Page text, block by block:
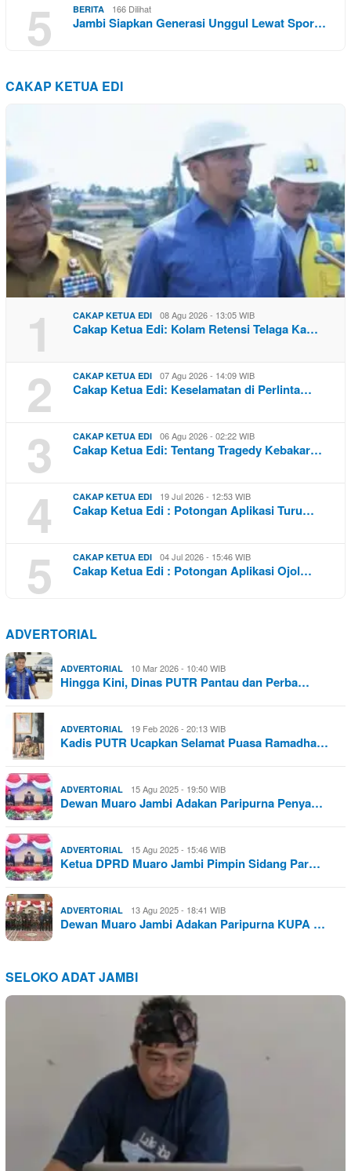
5 BERITA 166 Dilihat
Jambi Siapkan Generasi Unggul Lewat Spor…
CAKAP KETUA EDI
1 CAKAP KETUA EDI 08 Agu 2026 - 13:05 WIB
Cakap Ketua Edi: Kolam Retensi Telaga Ka…
2 CAKAP KETUA EDI 07 Agu 2026 - 14:09 WIB
Cakap Ketua Edi: Keselamatan di Perlinta…
3 CAKAP KETUA EDI 06 Agu 2026 - 02:22 WIB
Cakap Ketua Edi: Tentang Tragedy Kebakar…
4 CAKAP KETUA EDI 19 Jul 2026 - 12:53 WIB
Cakap Ketua Edi : Potongan Aplikasi Turu…
5 CAKAP KETUA EDI 04 Jul 2026 - 15:46 WIB
Cakap Ketua Edi : Potongan Aplikasi Ojol…
ADVERTORIAL
ADVERTORIAL 10 Mar 2026 - 10:40 WIB
Hingga Kini, Dinas PUTR Pantau dan Perba…
ADVERTORIAL 19 Feb 2026 - 20:13 WIB
Kadis PUTR Ucapkan Selamat Puasa Ramadha…
ADVERTORIAL 15 Agu 2025 - 19:50 WIB
Dewan Muaro Jambi Adakan Paripurna Penya…
ADVERTORIAL 15 Agu 2025 - 15:46 WIB
Ketua DPRD Muaro Jambi Pimpin Sidang Par…
ADVERTORIAL 13 Agu 2025 - 18:41 WIB
Dewan Muaro Jambi Adakan Paripurna KUPA …
SELOKO ADAT JAMBI